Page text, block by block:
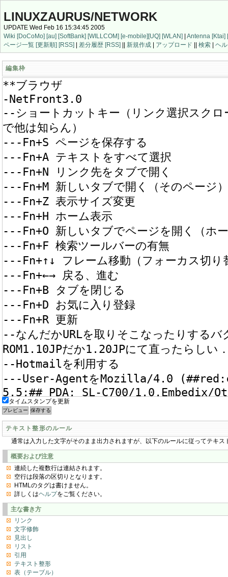
LINUXZAURUS/NETWORK
UPDATE Wed Feb 16 15:34:45 2005
Wiki [DoCoMo] [au] [SoftBank] [WILLCOM] [e-mobile][UQ] [WLAN] | Antenna [Ktai]
ページ一覧 [更新順] [RSS] | 差分履歴 [RSS] || 新規作成 | アップロード || 検索 | ヘ
編集枠
タイムスタンプを更新
テキスト整形のルール
通常は入力した文字がそのまま出力されますが、以下のルールに従ってテキス
概要および注意
連続した複数行は連結されます。
空行は段落の区切りとなります。
HTMLのタグは書けません。
詳しくはヘルプをご覧ください。
主な書き方
リンク
文字修飾
見出し
リスト
引用
テキスト整形
表（テーブル）